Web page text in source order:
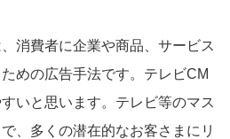
消費者に企業や商品、サービス
めの広告手法です。テレビCM
いと思います。テレビ等のマス
、多くの潜在的なお客さまにリ